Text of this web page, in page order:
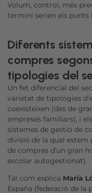
Volum, control, més
termini serien els punts
Diferents
compres
tipologies del
Un fet diferencial del
varietat de tipologies
coexisteixen (des de
empreses familiars), i
sistemes de gestió de
divisió de la qual estem
de compres d’un gran
escolar autogestionat).
Tal com explica María
España (federació de la